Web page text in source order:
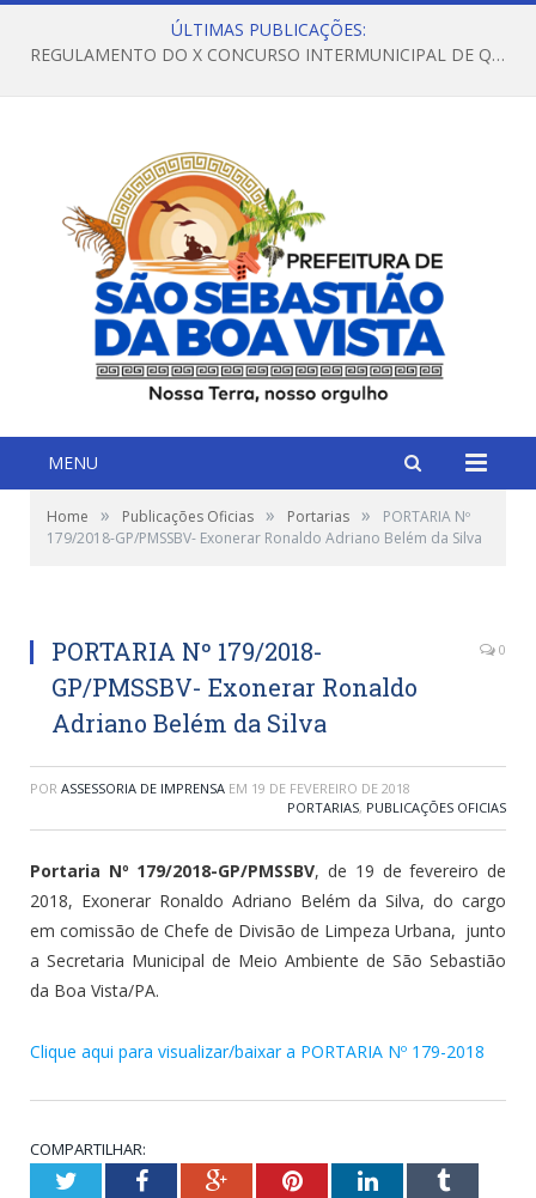
ÚLTIMAS PUBLICAÇÕES:
REGULAMENTO DO X CONCURSO INTERMUNICIPAL DE QUADRILHAS JUNINAS – 2026 – ARRAIÁ DA VENEZA
MENU
Home » Publicações Oficias » Portarias »
PORTARIA Nº
179/2018-GP/PMSSBV- Exonerar Ronaldo Adriano Belém da Silva
PORTARIA Nº 179/2018-
GP/PMSSBV- Exonerar Ronaldo
Adriano Belém da Silva
0
POR ASSESSORIA DE IMPRENSA EM 19 DE FEVEREIRO DE 2018
PORTARIAS, PUBLICAÇÕES OFICIAS
Portaria Nº 179/2018-GP/PMSSBV, de 19 de fevereiro de
2018, Exonerar Ronaldo Adriano Belém da Silva, do cargo
em comissão de Chefe de Divisão de Limpeza Urbana, junto
a Secretaria Municipal de Meio Ambiente de São Sebastião
da Boa Vista/PA.
Clique aqui para visualizar/baixar a PORTARIA Nº 179-2018
COMPARTILHAR:
TwitterFacebookGoogle+PinterestLinkedInTumblr